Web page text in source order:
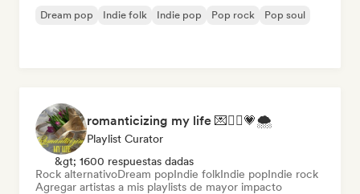
Dream pop Indie folk Indie pop Pop rock Pop soul
romanticizing my life 💌🧚‍♀️💗🌨
Playlist Curator
&gt; 1600 respuestas dadas
Rock alternativoDream popIndie folkIndie popIndie rock
Agregar artistas a mis playlists de mayor impacto